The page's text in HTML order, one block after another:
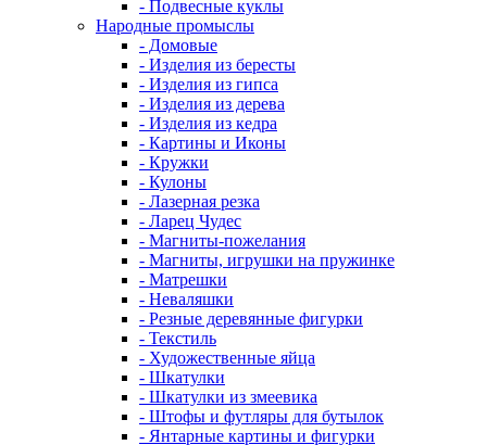
- Подвесные куклы
Народные промыслы
- Домовые
- Изделия из бересты
- Изделия из гипса
- Изделия из дерева
- Изделия из кедра
- Картины и Иконы
- Кружки
- Кулоны
- Лазерная резка
- Ларец Чудес
- Магниты-пожелания
- Магниты, игрушки на пружинке
- Матрешки
- Неваляшки
- Резные деревянные фигурки
- Текстиль
- Художественные яйца
- Шкатулки
- Шкатулки из змеевика
- Штофы и футляры для бутылок
- Янтарные картины и фигурки